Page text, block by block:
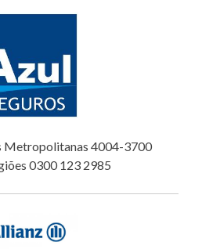
Metropolitanas 4004-3700
0300 123 2985